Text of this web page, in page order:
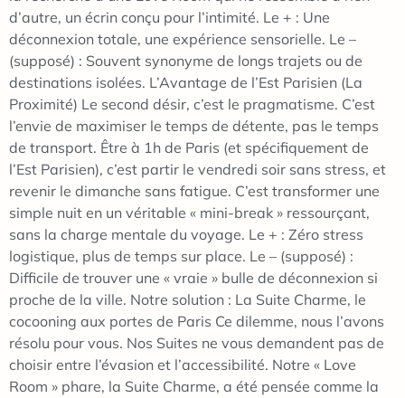
d’autre, un écrin conçu pour l’intimité. Le + : Une
déconnexion totale, une expérience sensorielle. Le –
(supposé) : Souvent synonyme de longs trajets ou de
destinations isolées. L’Avantage de l’Est Parisien (La
Proximité) Le second désir, c’est le pragmatisme. C’est
l’envie de maximiser le temps de détente, pas le temps
de transport. Être à 1h de Paris (et spécifiquement de
l’Est Parisien), c’est partir le vendredi soir sans stress, et
revenir le dimanche sans fatigue. C’est transformer une
simple nuit en un véritable « mini-break » ressourçant,
sans la charge mentale du voyage. Le + : Zéro stress
logistique, plus de temps sur place. Le – (supposé) :
Difficile de trouver une « vraie » bulle de déconnexion si
proche de la ville. Notre solution : La Suite Charme, le
cocooning aux portes de Paris Ce dilemme, nous l’avons
résolu pour vous. Nos Suites ne vous demandent pas de
choisir entre l’évasion et l’accessibilité. Notre « Love
Room » phare, la Suite Charme, a été pensée comme la